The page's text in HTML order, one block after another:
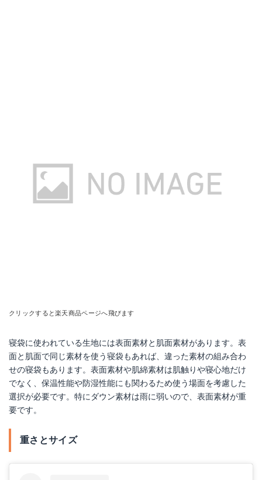
クリックすると楽天商品ページへ飛びます
寝袋に使われている生地には表面素材と肌面素材があります。表
面と肌面で同じ素材を使う寝袋もあれば、違った素材の組み合わ
せの寝袋もあります。表面素材や肌綿素材は肌触りや寝心地だけ
でなく、保温性能や防湿性能にも関わるため使う場面を考慮した
選択が必要です。特にダウン素材は雨に弱いので、表面素材が重
要です。
重さとサイズ